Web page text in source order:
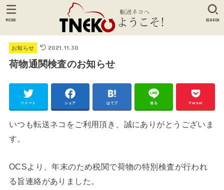
SEARCH
MENU
お知らせ 2021.11.30
荷物通関検査のお知らせ
ツイート シェア はてブ 送る Pocket
いつも転送ネコをご利用頂き、誠にありがとうございま
す。
OCSより、年末のため税関で荷物の特別検査が行われ
る旨連絡がありました。